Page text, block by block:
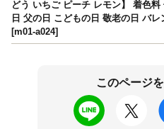
どう いちご ピーチ レモン】 着色
日 父の日 こどもの日 敬老の日 バレ
[m01-a024]
このページ